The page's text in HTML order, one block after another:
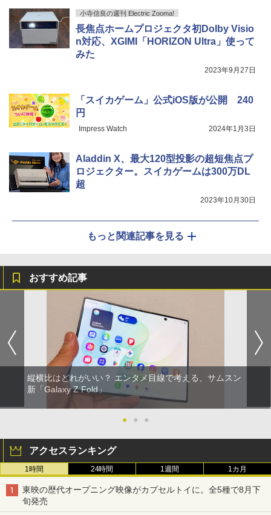
小寺信良の週刊 Electric Zooma!
長焦点ホームプロジェクタ初Dolby Visio
n対応、XGIMI「HORIZON Ultra」使って
みた
2023年9月27日
「スイカゲーム」公式iOS版が公開 240
円
Impress Watch 2024年1月3日
Aladdin X、最大120型投影の超短焦点プ
ロジェクター。スイカゲームは300万DL
超
2023年10月30日
もっと関連記事を見る
おすすめ記事
縦横比はどれがいい？ エンタメ目線で考える、サムスン
新「Galaxy Z Fold」
● ● ●
アクセスランキング
1時間 24時間 1週間 1カ月
東映の歴代オープニング映像がカプセルトイに。全5種で8月下
旬発売